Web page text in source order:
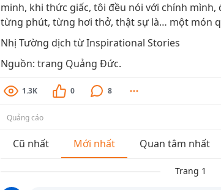
minh, khi thức giấc, tôi đều nói với chính mình,
từng phút, từng hơi thở, thật sự là… một món
Nhị Tường dịch từ Inspirational Stories
Nguồn: trang Quảng Đức.
1.3K 0 8
Quảng cáo
Cũ nhất Mới nhất Quan tâm nhất
Trang 1